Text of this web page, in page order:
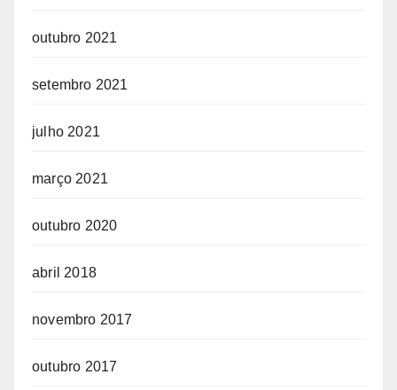
outubro 2021
setembro 2021
julho 2021
março 2021
outubro 2020
abril 2018
novembro 2017
outubro 2017